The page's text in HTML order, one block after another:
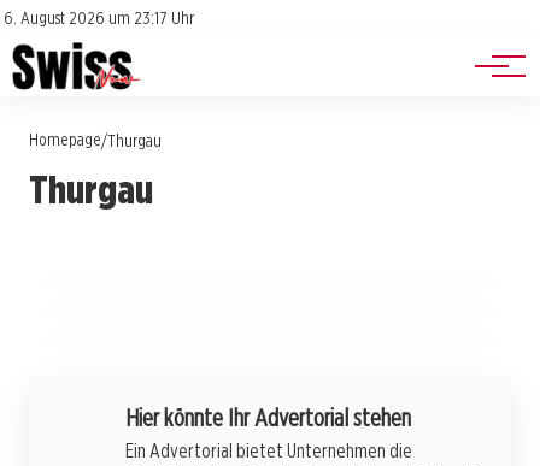
6. August 2026 um 23:17 Uhr
Impressum
Datenschutz
Jobs
Events
Homepage/Thurgau
Thurgau
24. Juli 2026
Neuer Besitzer, alte Träume: Die Zukunft der
24. Juli 2026
Rasante Entscheidungen: Wenn
23. Juli 2026
Hier könnte Ihr Advertorial stehen
Ein Advertorial bietet Unternehmen die